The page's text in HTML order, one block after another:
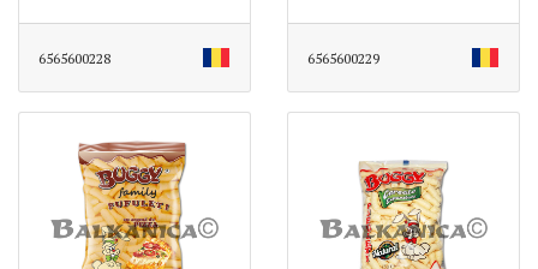
6565600228 6565600229